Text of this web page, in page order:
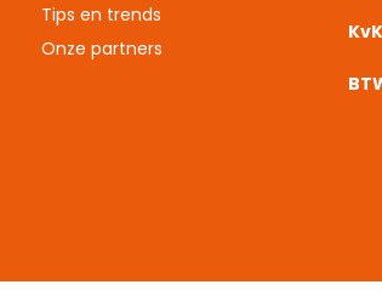
Tips en trends
Onze partners